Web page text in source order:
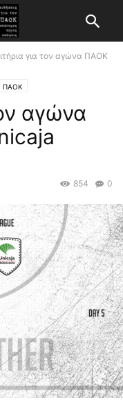
για τον αγώνα ΠΑΟΚ
ΠΑΟΚ
αγώνα
0
854